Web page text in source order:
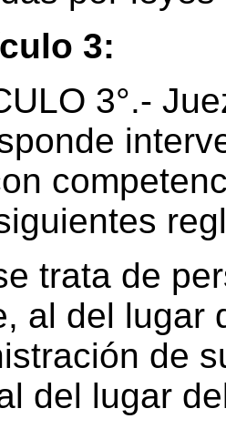
3:
3°.-
trata de
al del lugar
de
del lugar